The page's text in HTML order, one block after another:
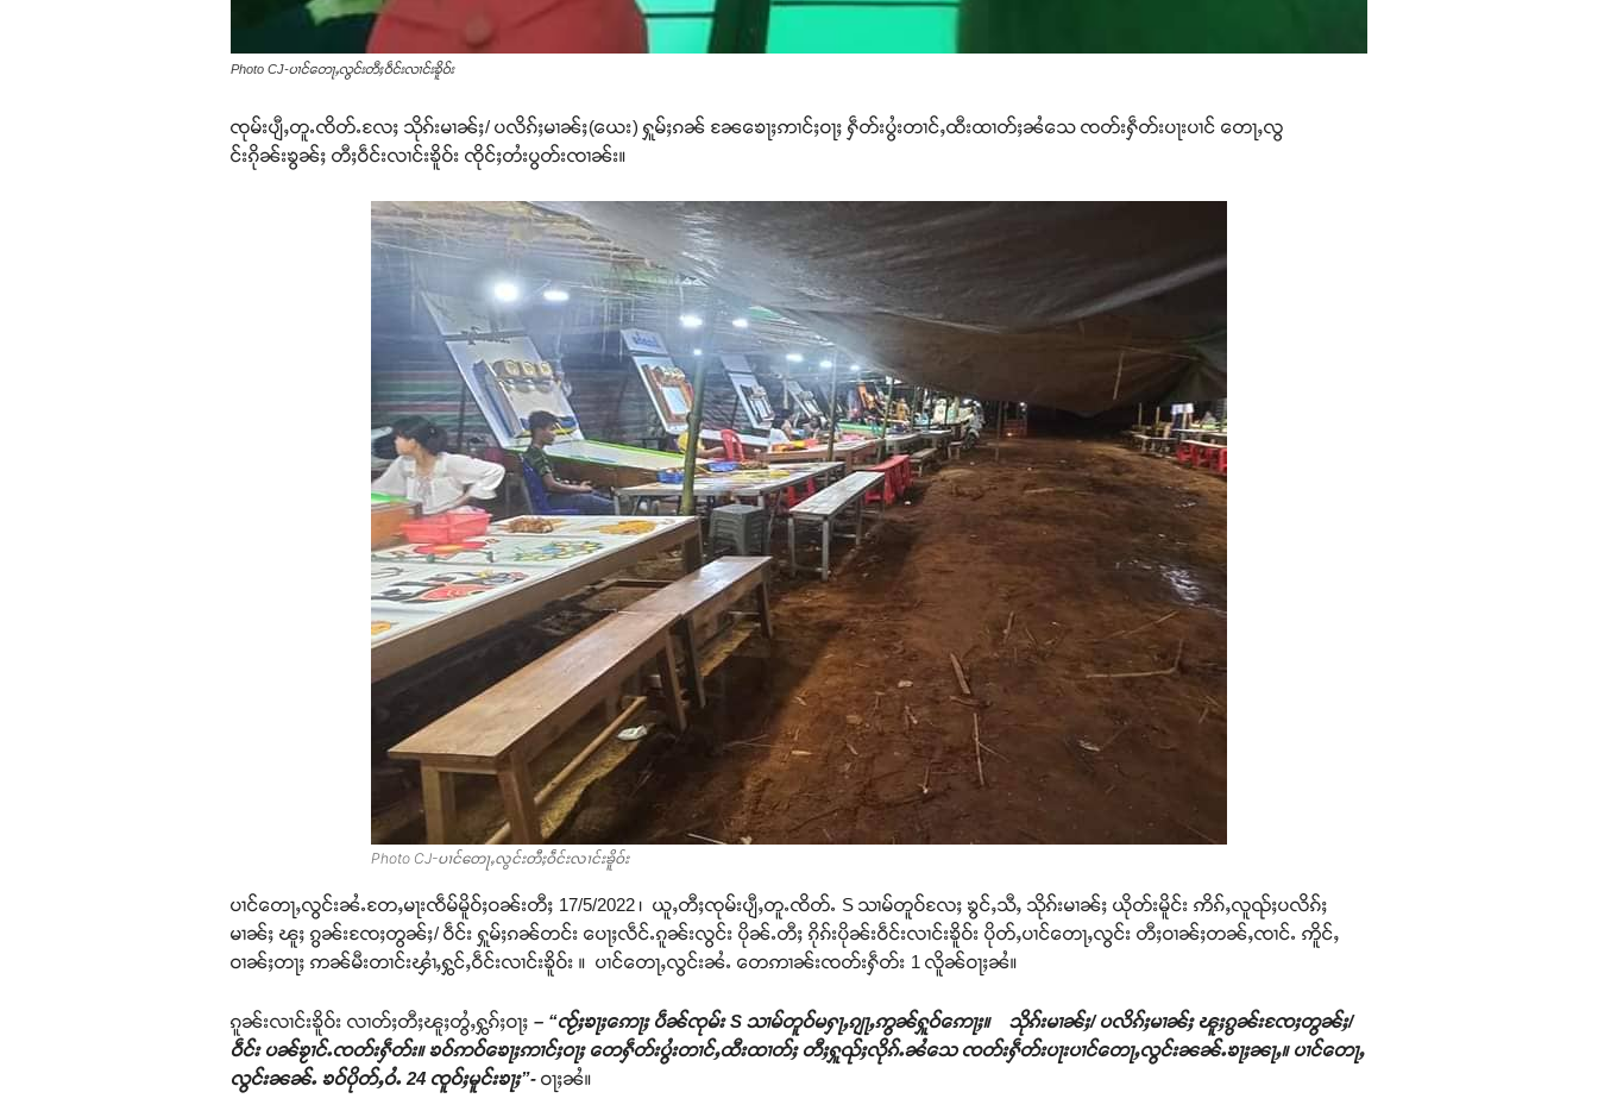
Photo CJ-ပၢင်တေႃႇလွင်းတီႈဝဵင်းလၢင်းၶိူဝ်း
ၸုမ်းပျီႇတူႉၸိတ်ႉလႄႈ သိုၵ်းမၢၼ်ႈ/ ပလိၵ်ႈမၢၼ်ႈ(ယေး) ႁူမ်ႈၵၼ် ၼႄၶေႃႈဢၢင်ႈဝႃႈ ႁဵတ်းပွႆးတၢင်ႇထီးထၢတ်ႈၼႆသေ ၸတ်းႁဵတ်းပႃးပၢင် တေႃႇလွ
င်းၵိုၼ်းၶွၼ်ႈ တီႈဝဵင်းလၢင်းၶိူဝ်း ၸိုင်ႈတႆးပွတ်းၸၢၼ်း။
Photo CJ-ပၢင်တေႃႇလွင်းတီႈဝဵင်းလၢင်းၶိူဝ်း
ပၢင်တေႃႇလွင်းၼႆႉတႄႇမႃးၸဵမ်မိူဝ်ႈဝၼ်းတီႈ 17/5/2022 ၊ ယူႇတီႈၸုမ်းပျီႇတူႉၸိတ်ႉ S သၢမ်တူဝ်လႄႈ ၶွင်ႇသီႇ သိုၵ်းမၢၼ်ႈ ယိုတ်းမိူင်း ဢိၵ်ႇလူၺ်ႈပလိၵ်ႈ
မၢၼ်ႈ ၽူႈ ၵွၼ်းၸႄႈတွၼ်ႈ/ ဝဵင်း ႁူမ်ႈၵၼ်တင်း ပေႃႈလဵင်ႉၵူၼ်းလွင်း ပိုၼ်ႉတီႈ ၵိုၵ်းပိုၼ်းဝဵင်းလၢင်းၶိူဝ်း ပိုတ်ႇပၢင်တေႃႇလွင်း တီႈဝၢၼ်ႈတၼ်ႇၸၢင်ႉ ဢိူင်ႇ
ဝၢၼ်ႈတႃႈ ဢၼ်မီးတၢင်းၾၢႆႇႁွင်ႇဝဵင်းလၢင်းၶိူဝ်း ။ ပၢင်တေႃႇလွင်းၼႆႉ တေဢၢၼ်းၸတ်းႁဵတ်း 1 လိူၼ်ဝႃႈၼႆ။
ၵူၼ်းလၢင်းၶိူဝ်း လၢတ်ႈတီႈၽူႈတွႆႇႁွၵ်ႈဝႃႈ – “ၸႂ်ႈၶႃႈဢေႃႈ ပဵၼ်ၸုမ်း S သၢမ်တူဝ်မႁႃႇၵျႃႇဢွၼ်ႁူဝ်ဢေႃႈ။ သိုၵ်းမၢၼ်ႈ/ ပလိၵ်ႈမၢၼ်ႈ ၽူႈၵွၼ်းၸႄႈတွၼ်ႈ/
ဝဵင်း ပၼ်ၶႂၢင်ႉၸတ်းႁဵတ်း။ ၶဝ်ဢဝ်ၶေႃႈဢၢင်ႈဝႃႈ တေႁဵတ်းပွႆးတၢင်ႇထီးထၢတ်ႈ တီႈႁူၺ်ႈလိုၵ်ႉၼႆသေ ၸတ်းႁဵတ်းပႃးပၢင်တေႃႇလွင်းၼၼ်ႉၶႃႈၼႃႇ။ ပၢင်တေႃႇ
လွင်းၼၼ်ႉ ၶဝ်ပိုတ်ႇဝႆႉ 24 ၸူဝ်ႈမူင်းၶႃႈ”- ဝႃႈၼႆ။